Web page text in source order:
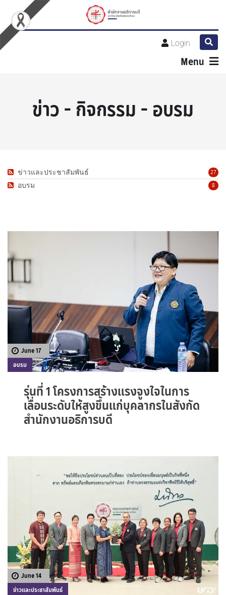
Login
Menu
ข่าว - กิจกรรม - อบรม
27
ข่าวและประชาสัมพันธ์
8
อบรม
June 17
อบรม
รุ่นที่ 1 โครงการสร้างแรงจูงใจในการ
เลื่อนระดับให้สูงขึ้นแก่บุคลากรในสังกัด
สำนักงานอธิการบดี
June 14
ข่าวและประชาสัมพันธ์